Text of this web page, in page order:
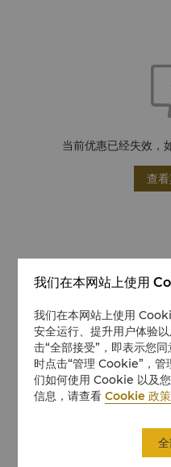
当前优惠已经失效，
查
我们在本网站上使用
我们在本网站上使用
安全运行、提升用户体验
击“全部接受”，即表示您
时点击“管理 Cookie”，
们如何使用 Cookie 以及
信息，请查看Cookie 政策